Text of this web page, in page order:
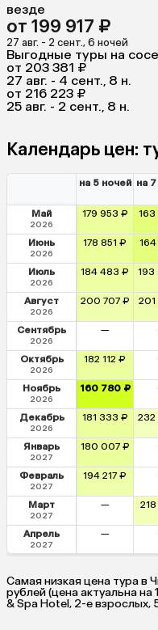
везде
от 199 917 ₽
27 авг. - 2 сент., 6 ночей
Выгодные туры на
от 203 381 ₽
27 авг. - 4 сент., 8 н.
от 216 223 ₽
25 авг. - 2 сент., 8 н.
Календарь цен:
на 5 ночей на
Май
2026
179 953 ₽
Июнь
2026
178 851 ₽ 164
Июль
2026
184 483 ₽ 193
Август
2026
200 707 ₽
Сентябрь
2026
—
Октябрь
2026
182 112 ₽
Ноябрь
2026
160 780 ₽
Декабрь
2026
181 333 ₽ 232
Январь
2027
180 007 ₽
Февраль
2027
194 217 ₽
Март
2027
—
Апрель
2027
—
Самая низкая цена тура в
рублей (цена актуальна
& Spa Hotel, 2-е